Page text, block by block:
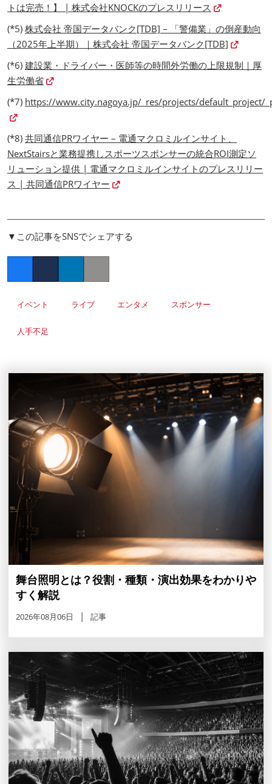
トは完売！】 | 株式会社KNOCKのプレスリリース
(*5) 株式会社 帝国データバンク[TDB] – 「警備業」の倒産動向
（2025年上半期）｜株式会社 帝国データバンク[TDB]
(*6) 建設業・ドライバー・医師等の時間外労働の上限規制｜厚
生労働省
(*7) https://www.city.nagoya.jp/_res/projects/default_project/
(*8) 共同通信PRワイヤー – 電通マクロミルインサイト、
NextStairsと業務提携しスポーツスポンサーの統合ROI測定ソ
リューション提供 | 電通マクロミルインサイトのプレスリリー
ス | 共同通信PRワイヤー
▼この記事をSNSでシェアする
イベント ライブ エンタメ スポンサー
人手不足
舞台照明とは？役割・種類・演出効果をわかりや
すく解説
2026年08月06日 記事